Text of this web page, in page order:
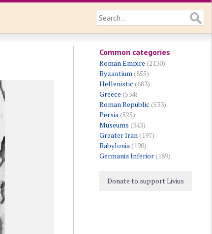
Common categories
Roman Empire (2130)
Byzantium(855)
Hellenistic (683)
Greece (534)
Roman Republic (533)
Persia(525)
Museums (343)
Greater Iran(197)
Babylonia(190)
Germania Inferior(189)
Donate to support Livius